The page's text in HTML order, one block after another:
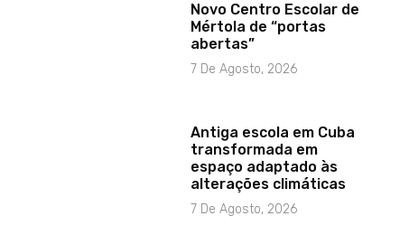
Novo Centro Escolar de
Mértola de “portas
abertas”
7 De Agosto, 2026
Antiga escola em Cuba
transformada em
espaço adaptado às
alterações climáticas
7 De Agosto, 2026